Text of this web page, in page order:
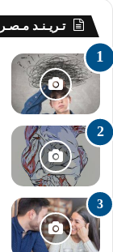
تـريـنـد مـصـر